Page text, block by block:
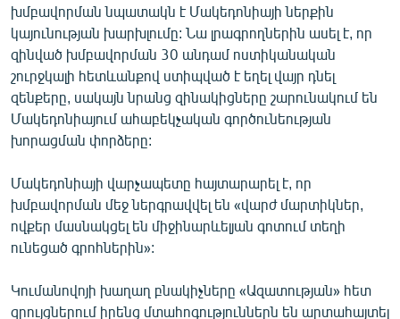
խմբավորման նպատակն է Մակեդոնիայի ներքին
կայունության խարխլումը: Նա լրագրողներին ասել է, որ
զինված խմբավորման 30 անդամ ոստիկանական
շուրջկալի հետևանքով ստիպված է եղել վայր դնել
զենքերը, սակայն նրանց զինակիցները շարունակում են
Մակեդոնիայում ահաբեկչական գործունեության
խորացման փորձերը:
Մակեդոնիայի վարչապետը հայտարարել է, որ
խմբավորման մեջ ներգրավվել են «վարժ մարտիկներ,
ովքեր մասնակցել են միջինարևելյան գոտում տեղի
ունեցած գրոհներին»:
Կումանովոյի խաղաղ բնակիչները «Ազատության» հետ
զրույցներում իրենց մտահոգություններն են արտահայտել